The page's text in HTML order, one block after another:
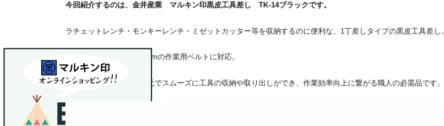
今回紹介するのは、金井産業 マルキン印黒皮工具差し TK-14ブラックです。
ラチェットレンチ・モンキーレンチ・ミゼットカッター等を収納するのに便利な、1丁差しタイプの黒皮工具差し
ベルト通しは50mm / 60mmの作業用ベルトに対応。
腰に装着することで、手元でスムーズに工具の収納や取り出しができ、作業効率向上に繋がる職人の必需品です。